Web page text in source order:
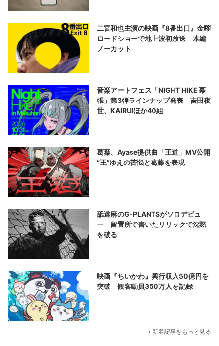
二宮和也主演の映画『8番出口』金曜
ロードショーで地上波初放送 本編
ノーカット
音楽アートフェス「NIGHT HIKE 幕
張」第3弾ラインナップ発表 吉田夜
世、KAIRUIほか40組
葛葉、Ayase提供曲「王道」MV公開
“王”ゆえの苦悩と葛藤を表現
舐達麻のG-PLANTSがソロデビュ
ー 留置所で書いたリリックで沈黙
を破る
映画『ちいかわ』興行収入50億円を
突破 観客動員350万人を記録
> 新着記事をもっと見る